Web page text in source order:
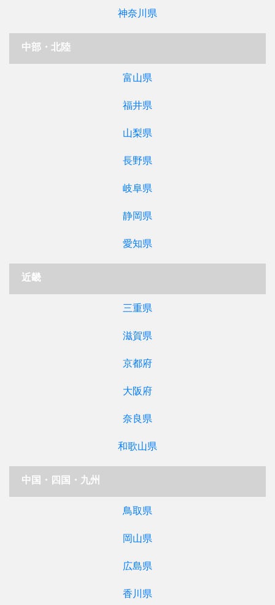
神奈川県
中部・北陸
富山県
福井県
山梨県
長野県
岐阜県
静岡県
愛知県
近畿
三重県
滋賀県
京都府
大阪府
奈良県
和歌山県
中国・四国・九州
鳥取県
岡山県
広島県
香川県